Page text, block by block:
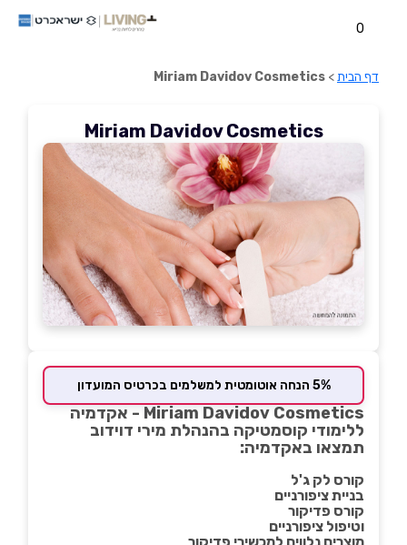
0
דף הבית>
Miriam Davidov Cosmetics
Miriam Davidov Cosmetics
5% הנחה אוטומטית למשלמים בכרטיס המועדון
Miriam Davidov Cosmetics - אקדמיה
ללימודי קוסמטיקה בהנהלת מירי דוידוב
תמצאו באקדמיה:
קורס לק ג'ל
בניית ציפורניים
קורס פדיקור
וטיפול ציפורניים